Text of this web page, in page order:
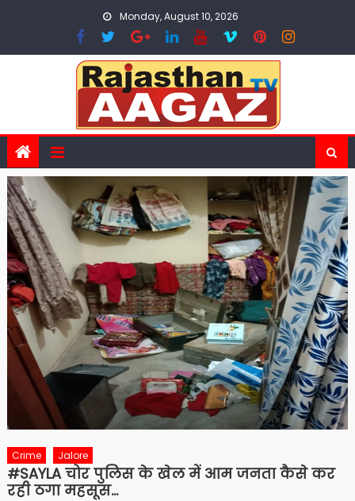
Monday, August 10, 2026
Crime Jalore
#SAYLA चोर पुलिस के खेल में आम जनता कैसे कर
रही ठगा महसूस…